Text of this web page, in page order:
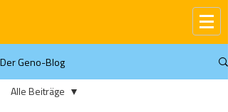
Der Geno-Blog
Alle Beiträge